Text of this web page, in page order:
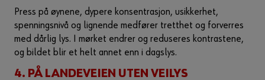
Press på øynene, dypere konsentrasjon, usikkerhet,
spenningsnivå og lignende medfører tretthet og forverres
med dårlig lys. I mørket endrer og reduseres kontrastene,
og bildet blir et helt annet enn i dagslys.
4. PÅ LANDEVEIEN UTEN VEILYS